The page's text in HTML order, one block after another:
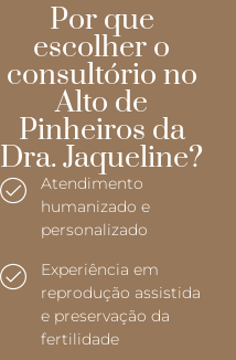
Por que
escolher o
consultório no
Alto de
Pinheiros da
Dra. Jaqueline?
Atendimento
humanizado e
personalizado
Experiência em
reprodução assistida
e preservação da
fertilidade